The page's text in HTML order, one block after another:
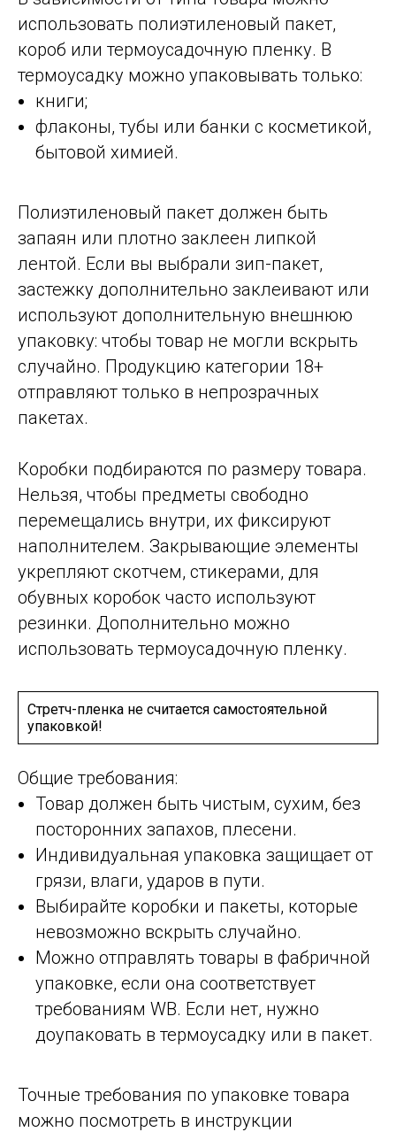
использовать полиэтиленовый пакет,
короб или термоусадочную пленку. В
термоусадку можно упаковывать только:
книги;
флаконы, тубы или банки с косметикой,
бытовой химией.
Полиэтиленовый пакет должен быть
запаян или плотно заклеен липкой
лентой. Если вы выбрали зип-пакет,
застежку дополнительно заклеивают или
используют дополнительную внешнюю
упаковку: чтобы товар не могли вскрыть
случайно. Продукцию категории 18+
отправляют только в непрозрачных
пакетах.
Коробки подбираются по размеру товара.
Нельзя, чтобы предметы свободно
перемещались внутри, их фиксируют
наполнителем. Закрывающие элементы
укрепляют скотчем, стикерами, для
обувных коробок часто используют
резинки. Дополнительно можно
использовать термоусадочную пленку.
Стретч-пленка не считается самостоятельной
упаковкой!
Общие требования:
Товар должен быть чистым, сухим, без
посторонних запахов, плесени.
Индивидуальная упаковка защищает от
грязи, влаги, ударов в пути.
Выбирайте коробки и пакеты, которые
невозможно вскрыть случайно.
Можно отправлять товары в фабричной
упаковке, если она соответствует
требованиям WB. Если нет, нужно
доупаковать в термоусадку или в пакет.
Точные требования по упаковке товара
можно посмотреть в инструкции